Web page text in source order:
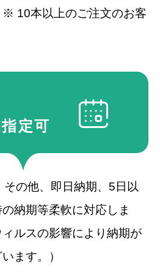
※ 10本以上のご注文のお客
指定可
の他、即⽇納期、5⽇以
納期等柔軟に対応しま
ルスの影響により納期が
ます。）